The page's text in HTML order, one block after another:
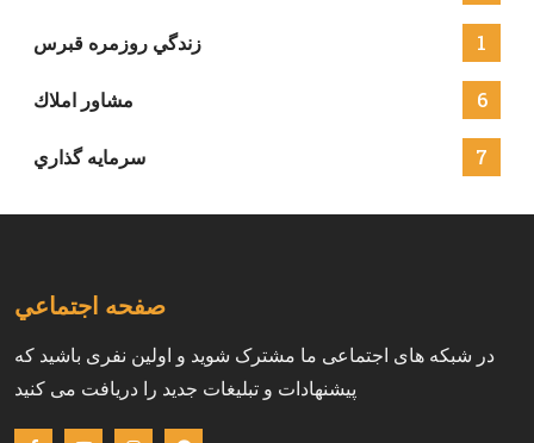
زندگي روزمره قبرس 1
مشاور املاك 6
سرمايه گذاري 7
صفحه اجتماعي
در شبکه های اجتماعی ما مشترک شوید و اولین نفری باشید که
پیشنهادات و تبلیغات جدید را دریافت می کنید